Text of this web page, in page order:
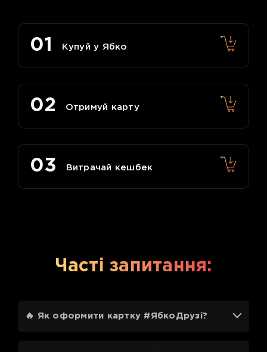
01 Купуй у Ябко
02 Отримуй карту
03 Витрачай кешбек
Часті запитання:
🔥 Як оформити картку #ЯбкоДрузі?